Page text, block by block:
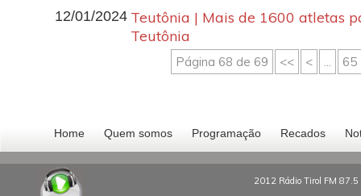
12/01/2024 Teutônia | Mais de 1600 atletas
Teutônia
Página 68 de 69 << < ... 65
Home Quem somos Programação Recados
2012 Rádio Tirol FM 87.5